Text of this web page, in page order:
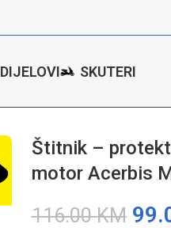
DIJELOVI SKUTERI
Štitnik –
motor Acerbis
116.00KM